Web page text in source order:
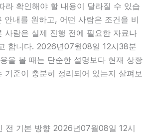
라 확인해야 할 내용이 달라질 수 있습
안내를 원하고, 어떤 사람은 조건을 비
사람은 실제 진행 전에 필요한 자료나
합니다. 2026년07월08일 12시38분
을 볼 때는 단순한 설명보다 현재 상황
기준이 충분히 정리되어 있는지 살펴보
전 기본 방향 2026년07월08일 12시